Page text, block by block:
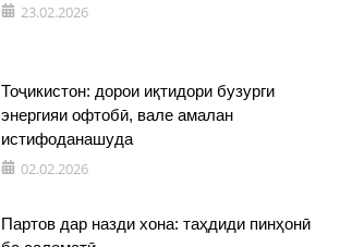
23.02.2026
Тоҷикистон: дорои иқтидори бузурги
энергияи офтобӣ, вале амалан
истифоданашуда
02.02.2026
Партов дар назди хона: таҳдиди пинҳонӣ